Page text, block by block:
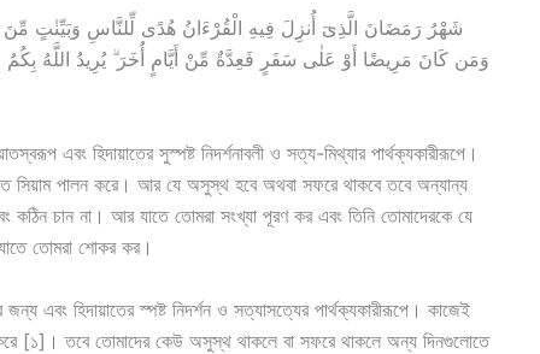
شَهْرُ رَمَضَانَ الَّذِىٓ أُنزِلَ فِيهِ الْقُرْءَانُ هُدًى لِّلنَّاسِ وَبَيِّنٰتٍ
وَمَن كَانَ مَرِيضًا أَوْ عَلٰى سَفَرٍ فَعِدَّةٌ مِّنْ أَيَّامٍ أُخَرَ ۗ يُرِيدُ اللَّهُ بِكُمُ
এবং হিদায়াতের সুস্পষ্ট নিদর্শনাবলী ও সত্য-মিথ্যার পার্থক্যকারীরূপে।
সিয়াম পালন করে। আর যে অসুস্থ হবে অথবা সফরে থাকবে তবে অন্যান্য
চান না। আর যাতে তোমরা সংখ্যা পূরণ কর এবং তিনি তোমাদেরকে যে
তোমরা শোকর কর।
এবং হিদায়াতের স্পষ্ট নিদর্শন ও সত্যাসত্যের পার্থক্যকারীরূপে। কাজেই
করে [১]। তবে তোমাদের কেউ অসুস্থ থাকলে বা সফরে থাকলে অন্য দিনগুলোতে